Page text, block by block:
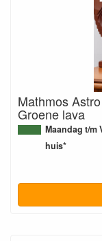
Mathmos
Groene lava
Maandag t/m
huis*